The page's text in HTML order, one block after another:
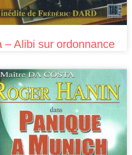
– Alibi sur ordonnance